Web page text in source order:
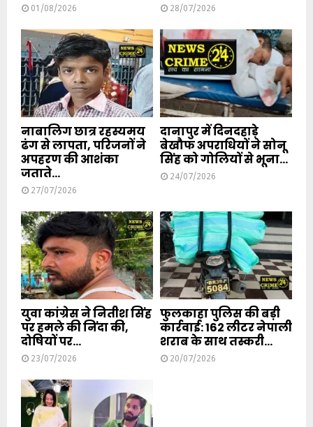
01/08/2026 28/07/2026
नाबालिग छात्र रहस्यमय
ढंग से लापता, परिजनों ने
अपहरण की आशंका
जताते...
27/07/2026
दानापुर में दिनदहाड़े
बेखौफ अपराधियों ने सोनू
सिंह को गोलियों से भूना...
24/07/2026
युवा कांग्रेस ने नितीश सिंह
पर हमले की निंदा की,
दोषियों पर...
23/07/2026
फुलकाहा पुलिस की बड़ी
कार्रवाई: 162 लीटर नेपाली
शराब के साथ तस्करी...
20/07/2026